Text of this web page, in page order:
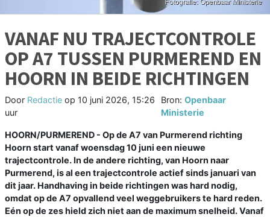
VANAF NU TRAJECTCONTROLE
OP A7 TUSSEN PURMEREND EN
HOORN IN BEIDE RICHTINGEN
Door Redactie op 10 juni 2026, 15:26
uur
Bron:Openbaar
Ministerie
HOORN/PURMEREND - Op de A7 van Purmerend richting
Hoorn start vanaf woensdag 10 juni een nieuwe
trajectcontrole. In de andere richting, van Hoorn naar
Purmerend, is al een trajectcontrole actief sinds januari van
dit jaar. Handhaving in beide richtingen was hard nodig,
omdat op de A7 opvallend veel weggebruikers te hard reden.
Eén op de zes hield zich niet aan de maximum snelheid. Vanaf